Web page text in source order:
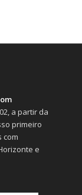
a partir da
primeiro
com
e